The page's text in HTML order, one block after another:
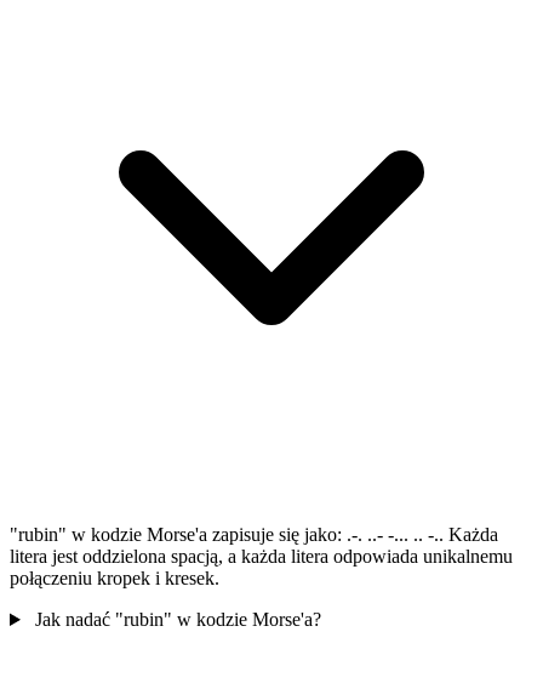
"rubin" w kodzie Morse'a zapisuje się jako: .-. ..- -... .. -.. Każda
litera jest oddzielona spacją, a każda litera odpowiada unikalnemu
połączeniu kropek i kresek.
Jak nadać "rubin" w kodzie Morse'a?